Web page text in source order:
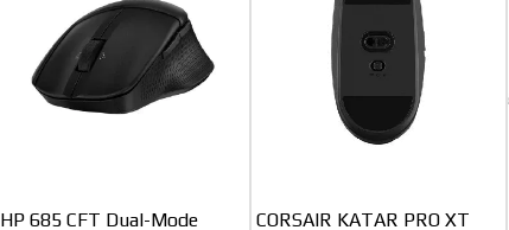
HP 685 CFT Dual-Mode
CORSAIR KATAR PRO XT